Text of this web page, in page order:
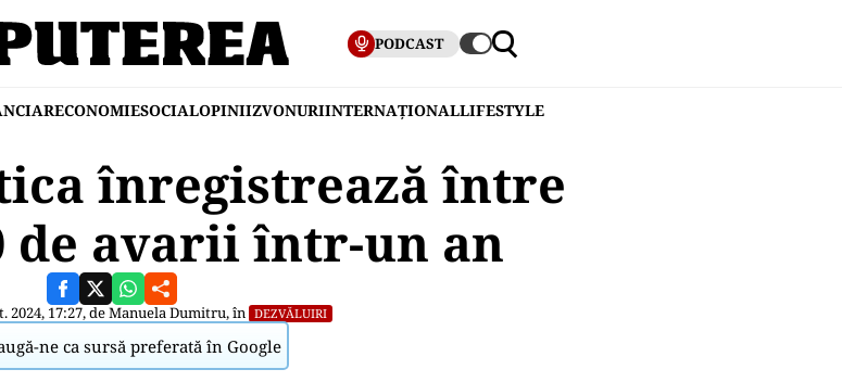
PODCAST
ECONOMIESOCIALOPINIIZVONURIINTERNAȚIONALLIFESTYLE
înregistrează între
de avarii într-un an
2024, 17:27, deManuela Dumitru, în DEZVĂLUIRI
ne ca sursă preferată în Google